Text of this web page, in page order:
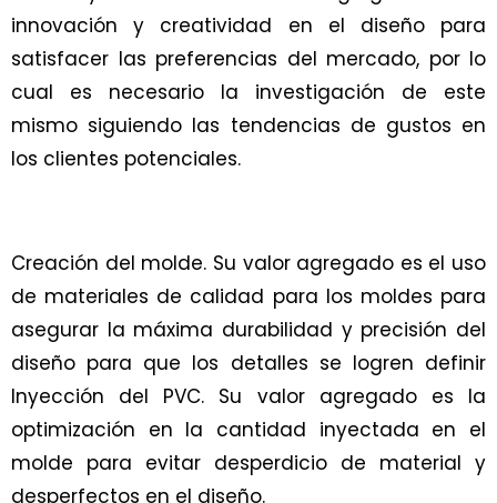
innovación y creatividad en el diseño para
satisfacer las preferencias del mercado, por lo
cual es necesario la investigación de este
mismo siguiendo las tendencias de gustos en
los clientes potenciales.
Creación del molde. Su valor agregado es el uso
de materiales de calidad para los moldes para
asegurar la máxima durabilidad y precisión del
diseño para que los detalles se logren definir
Inyección del PVC. Su valor agregado es la
optimización en la cantidad inyectada en el
molde para evitar desperdicio de material y
desperfectos en el diseño.